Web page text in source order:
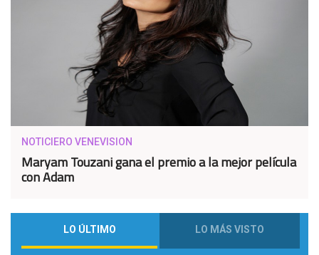
NOTICIERO VENEVISION
Maryam Touzani gana el premio a la mejor película
con Adam
LO ÚLTIMO LO MÁS VISTO